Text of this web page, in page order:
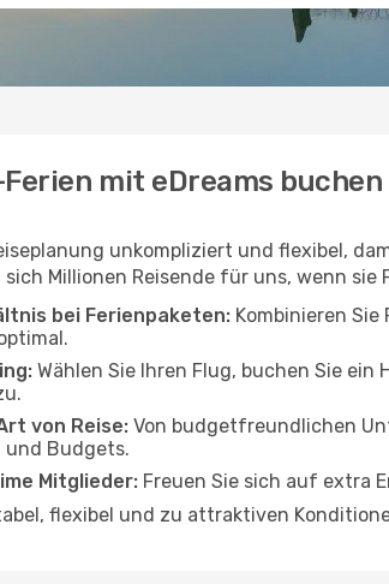
mit eDreams buchen
unkompliziert und flexibel,
Millionen Reisende für uns, wenn
bei Ferienpaketen: Kombinieren
Wählen Sie Ihren Flug, buchen Sie
von Reise: Von budgetfreundlichen
und Budgets.
Mitglieder: Freuen Sie sich auf extra
flexibel und zu attraktiven